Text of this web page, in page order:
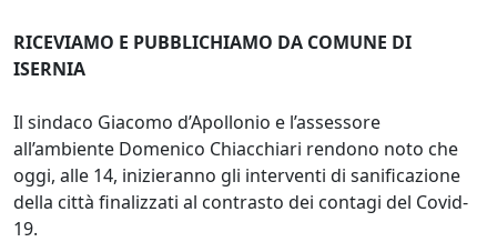
RICEVIAMO E PUBBLICHIAMO DA COMUNE DI
ISERNIA
Il sindaco Giacomo d’Apollonio e l’assessore
all’ambiente Domenico Chiacchiari rendono noto che
oggi, alle 14, inizieranno gli interventi di sanificazione
della città finalizzati al contrasto dei contagi del Covid-
19.